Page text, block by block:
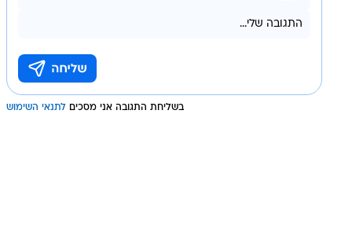
בשליחת התגובה אני מסכים לתנאי השימוש